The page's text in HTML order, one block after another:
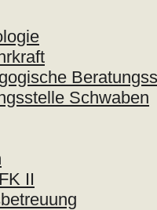
Schwaben
II